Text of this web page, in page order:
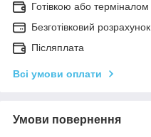
Готівкою або терміналом
Безготівковий розрахунок
Післяплата
Всі умови оплати
Умови повернення